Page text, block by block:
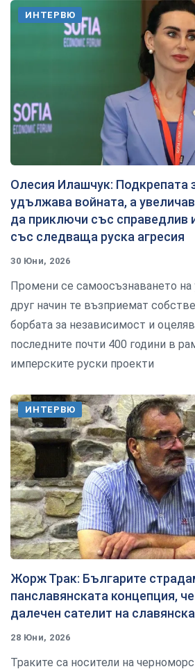
ИНТЕРВЮ
Олесия Илашчук: Подкрепата
удължава войната, а
да приключи със справедлив
със следваща руска агресия
30 Юни, 2026
Промени се самоосъзнаването
друг начин те възприемат
борбата за независимост и
последните почти 400 години в
имперските руски проекти
ИНТЕРВЮ
Жорж Трак: Българите
панславянската концепция,
далечен сателит на
28 Юни, 2026
Траките са носители на